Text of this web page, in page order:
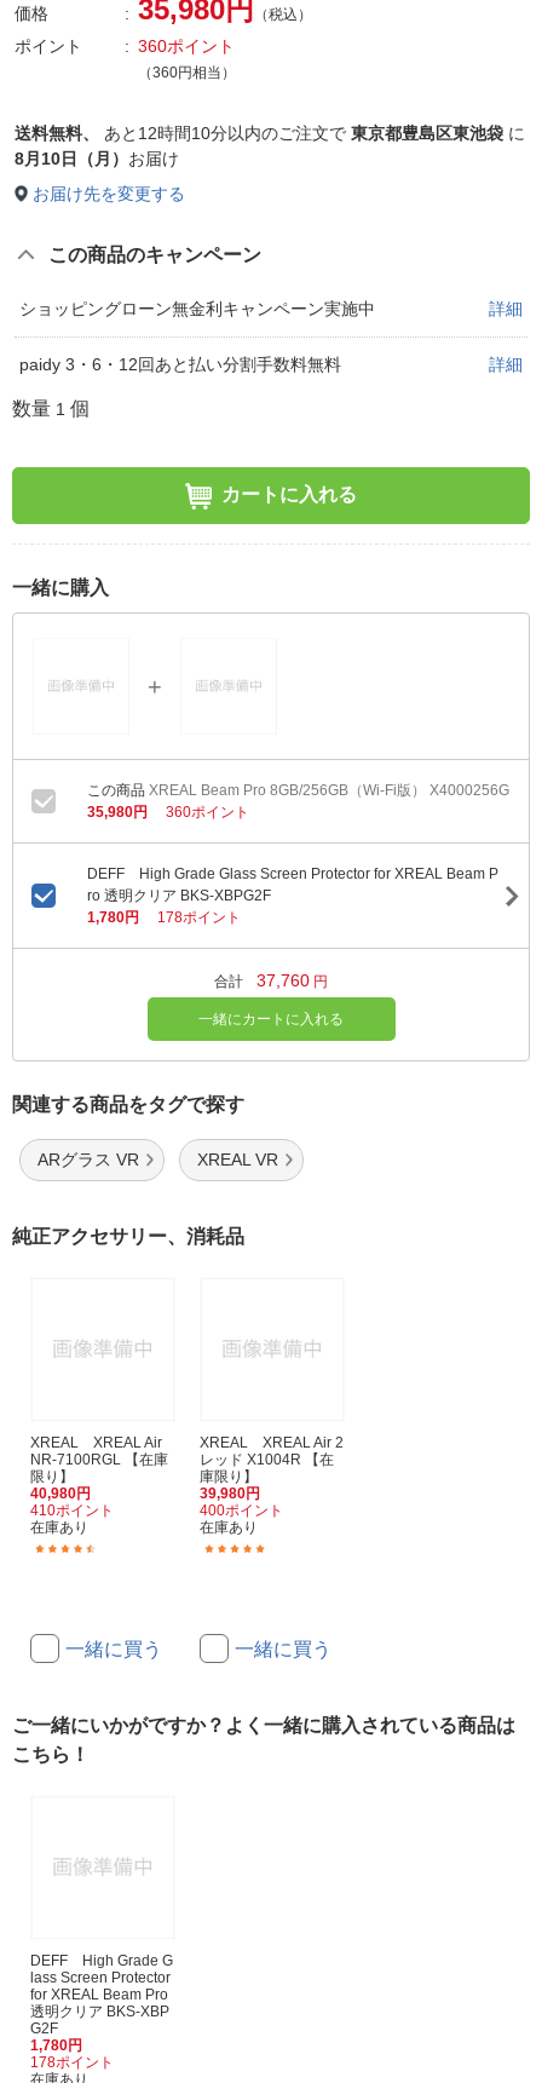
価格 35,980円 （税込）
ポイント 360ポイント
（360円相当）
送料無料、 あと 12時間10分以内のご注文で 東京都豊島区東池袋 に
8月10日（月） お届け
お届け先を変更する
この商品のキャンペーン
ショッピングローン無金利キャンペーン実施中 詳細
paidy 3・6・12回あと払い分割手数料無料 詳細
数量 1 個
カートに入れる
一緒に購入
XREAL Beam Pro 8GB/256GB（Wi-Fi版） X4000256G
35,980円
360ポイント
DEFF High Grade Glass Screen Protector for XREAL Beam P
ro 透明クリア BKS-XBPG2F
1,780円
178ポイント
合計 37,760 円
一緒にカートに入れる
関連する商品をタグで探す
ARグラス VR XREAL VR
純正アクセサリー、消耗品
XREAL XREAL Air
NR-7100RGL 【在庫
限り】
40,980円
410ポイント
在庫あり
一緒に買う
XREAL XREAL Air 2
レッド X1004R 【在
庫限り】
39,980円
400ポイント
在庫あり
一緒に買う
ご一緒にいかがですか？よく一緒に購入されている商品は
こちら！
DEFF High Grade G
lass Screen Protector
for XREAL Beam Pro
透明クリア BKS-XBP
G2F
1,780円
178ポイント
在庫あり